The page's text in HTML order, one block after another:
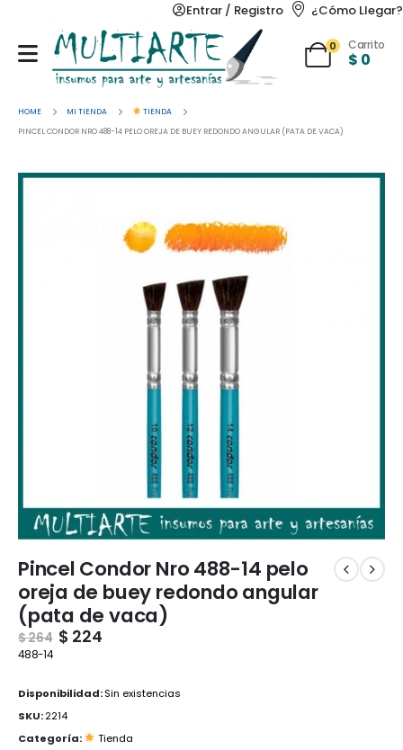
Entrar / Registro ¿Cómo Llegar?
0 Carrito
$ 0
HOME MI TIENDA
TIENDA
PINCEL CONDOR NRO 488-14 PELO OREJA DE BUEY REDONDO ANGULAR (PATA DE VACA)
Pincel Condor Nro 488-14 pelo
oreja de buey redondo angular
(pata de vaca)
$264 $ 224
488-14
Disponibilidad:Sin existencias
SKU:2214
Categoría:
Tienda